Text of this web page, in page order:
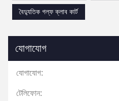
বৈদ্যুতিক গল্ফ ক্লাব কার্ট
যোগাযোগ
যোগাযোগ:
টেলিফোন: